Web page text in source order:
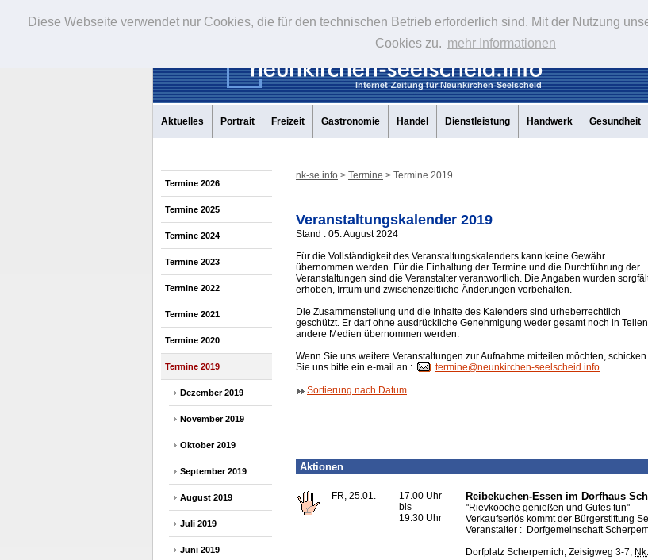
Diese Webseite verwendet nur Cookies, die für den technischen Betrieb erforderlich sind. Mit der Nutzung
Cookies zu. mehr Informationen
Aktuelles Portrait Freizeit Gastronomie Handel Dienstleistung Handwerk Gesundheit
Termine 2026
Termine 2025
Termine 2024
Termine 2023
Termine 2022
Termine 2021
Termine 2020
Termine 2019
Dezember 2019
November 2019
Oktober 2019
September 2019
August 2019
Juli 2019
Juni 2019
nk-se.info > Termine > Termine 2019
Veranstaltungskalender 2019
Stand : 05. August 2024
Für die Vollständigkeit des Veranstaltungskalenders kann keine Gewähr
übernommen werden. Für die Einhaltung der Termine und die Durchführung der
Veranstaltungen sind die Veranstalter verantwortlich. Die Angaben wurden
erhoben, Irrtum und zwischenzeitliche Änderungen vorbehalten.
Die Zusammenstellung und die Inhalte des Kalenders sind urheberrechtlich
geschützt. Er darf ohne ausdrückliche Genehmigung weder gesamt noch in
andere Medien übernommen werden.
Wenn Sie uns weitere Veranstaltungen zur Aufnahme mitteilen möchten, schicken
Sie uns bitte ein e-mail an :
termine@neunkirchen-seelscheid.info
Sortierung nach Datum
Aktionen
.
FR, 25.01.
17.00 Uhr
bis
19.30 Uhr
Reibekuchen-Essen im Dorfhaus
"Rievkooche genießen und Gutes tun"
Verkaufserlös kommt der Bürgerstiftung
Veranstalter : Dorfgemeinschaft
Dorfplatz Scherpemich, Zeisigweg 3-7,